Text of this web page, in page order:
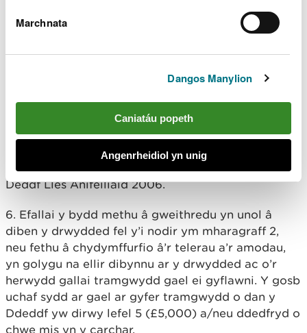
Marchnata
Dangos Manylion
Caniatáu popeth
Angenrheidiol yn unig
cilomedr o'r lle hwn os nad rhyddhau yn y lleoliad
ffynhonnell yn bosibl, neu na fyddai'n ddiogel.
4. Mae'n ofynnol cael caniatâd neu awdurdod y
tirfeddiannwr y lleoliad ryddhau ymlaen llaw cyn
rhyddhau, oni bai bod yr anifail yn cael ei ryddhau
yn syth ar ôl cymryd ac yn yr un lleoliad o ble y
5. Rhaid cydymffurfio a pob ddeddfwriaeth lles
anifeiliaid berthnasol bob amser, gan gynnwys
Deddf Lles Anifeiliaid 2006.
6. Efallai y bydd methu â gweithredu yn unol â
diben y drwydded fel y’i nodir ym mharagraff 2,
neu fethu â chydymffurfio â’r telerau a’r amodau,
yn golygu na ellir dibynnu ar y drwydded ac o’r
herwydd gallai tramgwydd gael ei gyflawni. Y gosb
uchaf sydd ar gael ar gyfer tramgwydd o dan y
Ddeddf yw dirwy lefel 5 (£5,000) a/neu ddedfryd o
chwe mis yn y carchar.